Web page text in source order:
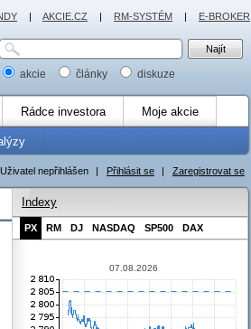
akcie články diskuze
Rádce investora Moje akcie
Uživatel nepřihlášen | Přihlásit se | Zaregistrovat se
Indexy
PX RM DJ NASDAQ SP500 DAX
07.08.2026
| AKCIE.CZ | RM-SYSTÉM | E-BROKER